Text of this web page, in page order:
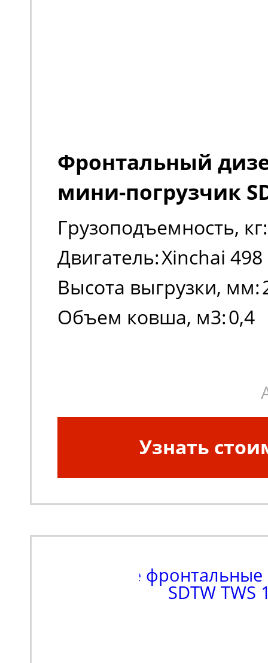
Фронтальный
мини-погрузчик
Грузоподъемность, кг:
Двигатель:Xinchai 498
Высота выгрузки, мм:
Объем ковша, м3:0,4
Узнать